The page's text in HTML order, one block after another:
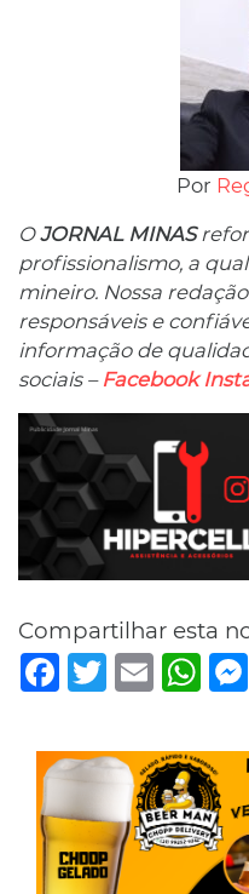
Por
OJORNAL MINAS
profissionalismo, a
mineiro. Nossa
responsáveis ​​e
informação de
sociais – Facebook
Compartilhar esta
Facebook
TwitterEmail